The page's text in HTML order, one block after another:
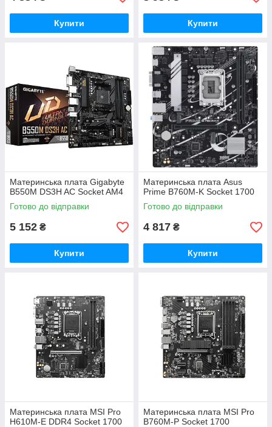
Купити Купити
Материнська плата Gigabyte
B550M DS3H AC Socket AM4
Готово до відправки
5 152 ₴
Купити
Материнська плата Asus
Prime B760M-K Socket 1700
Готово до відправки
4 817 ₴
Купити
Материнська плата MSI Pro
H610M-E DDR4 Socket 1700
Материнська плата MSI Pro
B760M-P Socket 1700